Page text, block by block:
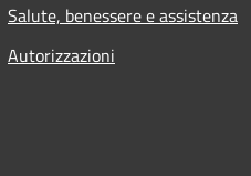
Salute, benessere e assistenza
Autorizzazioni